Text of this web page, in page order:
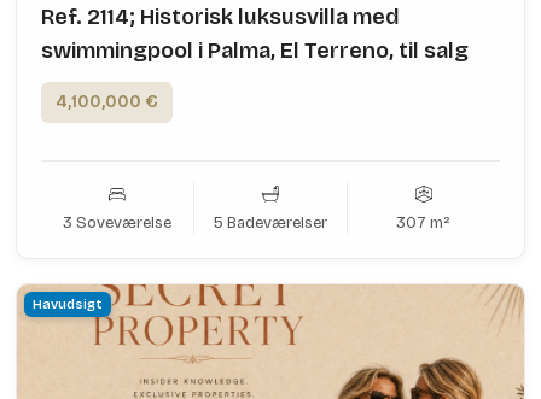
Ref. 2114; Historisk luksusvilla med
swimmingpool i Palma, El Terreno, til salg
4,100,000 €
3 Soveværelse 5 Badeværelser 307 m²
Havudsigt